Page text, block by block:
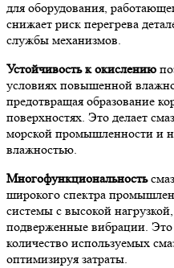
для оборудования,
снижает риск перегрева
службы механизмов.
Устойчивость к окислению
условиях повышенной
предотвращая образование
поверхностях. Это делает
морской промышленности и
влажностью.
Многофункциональность
широкого спектра
системы с высокой
подверженные вибрации. Это
количество используемых
оптимизируя затраты.